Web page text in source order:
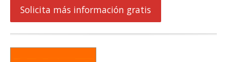
Solicita más información gratis